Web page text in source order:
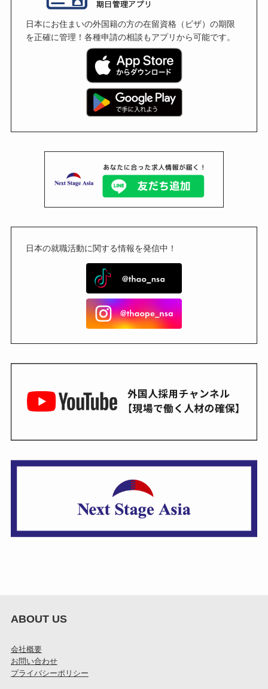
日本にお住まいの外国籍の方の在留資格（ビザ）の期限
を正確に管理！各種申請の相談もアプリから可能です。
日本の就職活動に関する情報を発信中！
ABOUT US
会社概要
お問い合わせ
プライバシーポリシー